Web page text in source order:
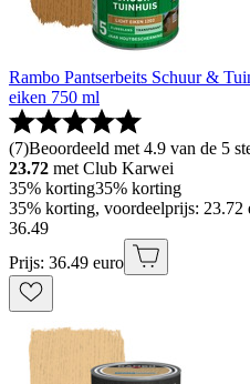
Rambo Pantserbeits Schuur &
eiken 750 ml
(7)Beoordeeld met 4.9 van de 5
23.72 met Club Karwei
35% korting35% korting
35% korting, voordeelprijs: 23.72
36.49
Prijs: 36.49 euro